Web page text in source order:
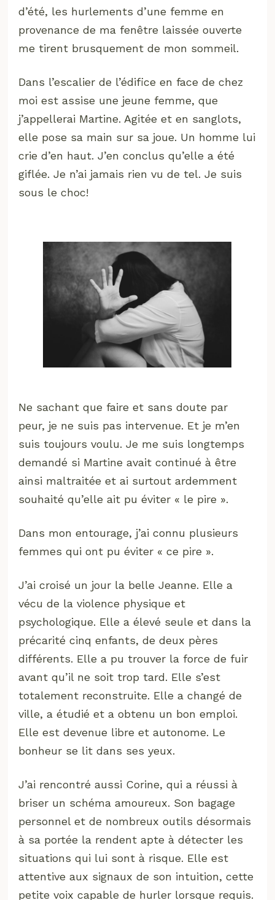
d’été, les hurlements d’une femme en
provenance de ma fenêtre laissée ouverte
me tirent brusquement de mon sommeil.
Dans l’escalier de l’édifice en face de chez
moi est assise une jeune femme, que
j’appellerai Martine. Agitée et en sanglots,
elle pose sa main sur sa joue. Un homme lui
crie d’en haut. J’en conclus qu’elle a été
giflée. Je n’ai jamais rien vu de tel. Je suis
sous le choc!
Ne sachant que faire et sans doute par
peur, je ne suis pas intervenue. Et je m’en
suis toujours voulu. Je me suis longtemps
demandé si Martine avait continué à être
ainsi maltraitée et ai surtout ardemment
souhaité qu’elle ait pu éviter « le pire ».
Dans mon entourage, j’ai connu plusieurs
femmes qui ont pu éviter « ce pire ».
J’ai croisé un jour la belle Jeanne. Elle a
vécu de la violence physique et
psychologique. Elle a élevé seule et dans la
précarité cinq enfants, de deux pères
différents. Elle a pu trouver la force de fuir
avant qu’il ne soit trop tard. Elle s’est
totalement reconstruite. Elle a changé de
ville, a étudié et a obtenu un bon emploi.
Elle est devenue libre et autonome. Le
bonheur se lit dans ses yeux.
J’ai rencontré aussi Corine, qui a réussi à
briser un schéma amoureux. Son bagage
personnel et de nombreux outils désormais
à sa portée la rendent apte à détecter les
situations qui lui sont à risque. Elle est
attentive aux signaux de son intuition, cette
petite voix capable de hurler lorsque requis.